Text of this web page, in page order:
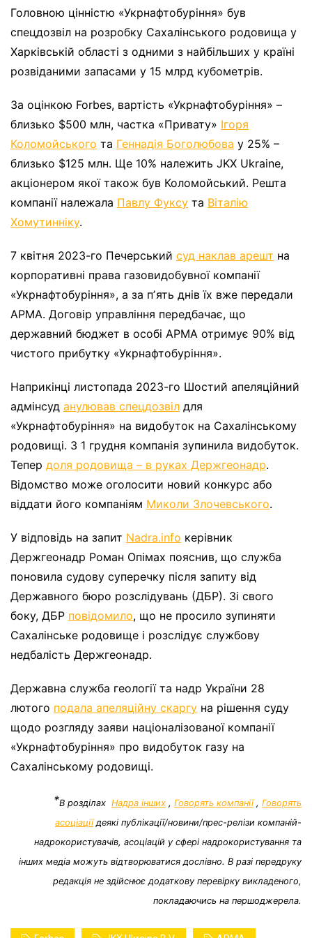
Головною цінністю «Укрнафтобуріння» був
спецдозвіл на розробку Сахалінського родовища у
Харківській області з одними з найбільших у країні
розвіданими запасами у 15 млрд кубометрів.
За оцінкою Forbes, вартість «Укрнафтобуріння» –
близько $500 млн, частка «Привату» Ігоря
Коломойського та Геннадія Боголюбова у 25% –
близько $125 млн. Ще 10% належить JKX Ukraine,
акціонером якої також був Коломойський. Решта
компанії належала Павлу Фуксу та Віталію
Хомутинніку.
7 квітня 2023-го Печерський суд наклав арешт на
корпоративні права газовидобувної компанії
«Укрнафтобуріння», а за пʼять днів їх вже передали
АРМА. Договір управління передбачає, що
державний бюджет в особі АРМА отримує 90% від
чистого прибутку «Укрнафтобуріння».
Наприкінці листопада 2023-го Шостий апеляційний
адмінсуд анулював спецдозвіл для
«Укрнафтобуріння» на видобуток на Сахалінському
родовищі. З 1 грудня компанія зупинила видобуток.
Тепер доля родовища – в руках Держгеонадр.
Відомство може оголосити новий конкурс або
віддати його компаніям Миколи Злочевського.
У відповідь на запит Nadra.info керівник
Держгеонадр Роман Опімах пояснив, що служба
поновила судову суперечку після запиту від
Державного бюро розслідувань (ДБР). Зі свого
боку, ДБР повідомило, що не просило зупиняти
Сахалінське родовище і розслідує службову
недбалість Держгеонадр.
Державна служба геології та надр України 28
лютого подала апеляційну скаргу на рішення суду
щодо розгляду заяви націоналізованої компанії
«Укрнафтобуріння» про видобуток газу на
Сахалінському родовищі.
*В розділах Надра інших , Говорять компанії, Говорять
асоціаціїдеякі публікації/новини/прес-релізи компаній-
надрокористувачів, асоціацій у сфері надрокористування та
інших медіа можуть відтворюватися дослівно. В разі передруку
редакція не здійснює додаткову перевірку викладеного,
покладаючись на першоджерела.